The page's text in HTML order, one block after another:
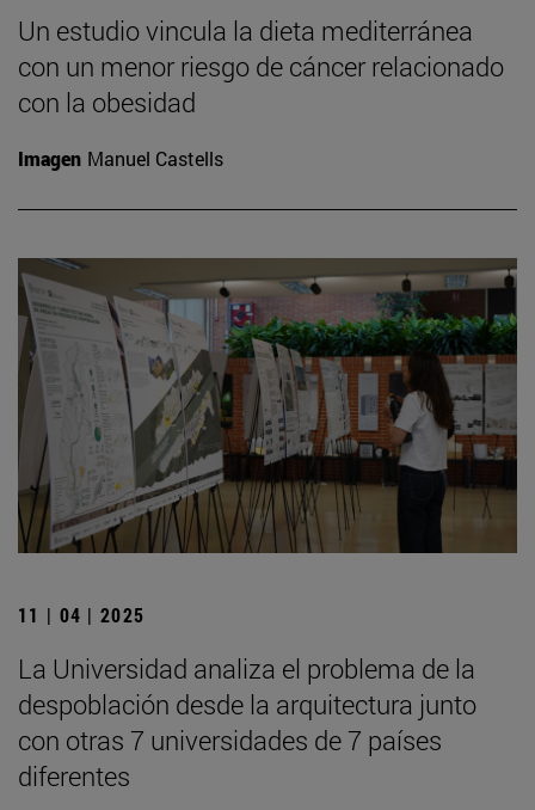
Un estudio vincula la dieta mediterránea
con un menor riesgo de cáncer relacionado
con la obesidad
Imagen Manuel Castells
11 | 04 | 2025
La Universidad analiza el problema de la
despoblación desde la arquitectura junto
con otras 7 universidades de 7 países
diferentes